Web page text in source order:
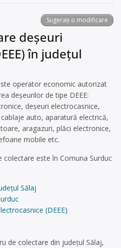
Sugerați o modificare
deșeuri
în județul
este operator economic autorizat
deșeurilor de tipe DEEE:
deșeuri electrocasnice,
auto, aparatură electrică,
aragazuri, plăci electronice,
mobile etc.
colectare este în Comuna Surduc
Sălaj
(DEEE)
de colectare din județul Sălaj,